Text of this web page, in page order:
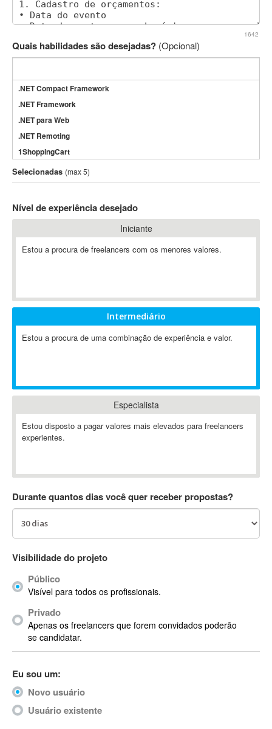
1642
Quais habilidades são desejadas? (Opcional)
.NET Compact Framework
.NET Framework
.NET para Web
.NET Remoting
1ShoppingCart
3DS Max
3GSM
802.11
A-GPS
ABAP
Abaqus
ABBYY FineReader
Ableton
Ableton Push
Abstract
AC3
ACID Pro
ACPI
Acrobat
Acrobat X
Acronis
ACT
Actimize
ActionScript
ActionScript 3
Selecionadas (max 5)
Nível de experiência desejado
Iniciante
Estou a procura de freelancers com os menores valores.
Intermediário
Estou a procura de uma combinação de experiência e valor.
Especialista
Estou disposto a pagar valores mais elevados para freelancers
experientes.
Durante quantos dias você quer receber propostas?
Visibilidade do projeto
Público
Visível para todos os profissionais.
Privado
Apenas os freelancers que forem convidados poderão
se candidatar.
Eu sou um:
Novo usuário
Usuário existente